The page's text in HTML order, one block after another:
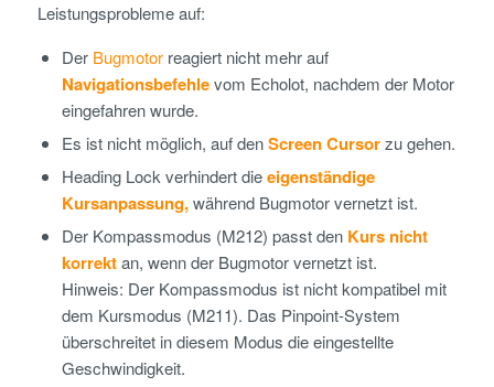
Leistungsprobleme auf:
Der Bugmotorreagiert nicht mehr auf
Navigationsbefehlevom Echolot, nachdem der Motor
eingefahren wurde.
Es ist nicht möglich, auf denScreen Cursorzu gehen.
Heading Lock verhindert dieeigenständige
Kursanpassung,während Bugmotor vernetzt ist.
Der Kompassmodus (M212) passt den Kurs nicht
korrektan, wenn der Bugmotor vernetzt ist.
Hinweis: Der Kompassmodus ist nicht kompatibel mit
dem Kursmodus (M211). Das Pinpoint-System
überschreitet in diesem Modus die eingestellte
Geschwindigkeit.